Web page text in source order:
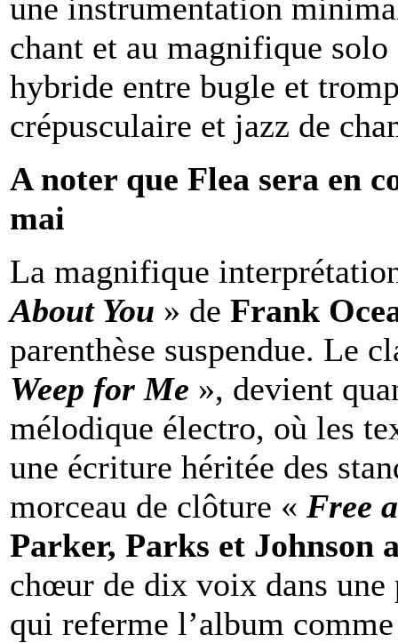
une instrumentation
chant et au magnifique
hybride entre bugle et
crépusculaire et jazz de
A noter que Flea sera en
mai
La magnifique
About You » de Frank
parenthèse suspendue. Le
Weep for Me », devient
mélodique électro, où les
une écriture héritée des
morceau de clôture « Free
Parker, Parks et Johnson
chœur de dix voix dans
qui referme l’album